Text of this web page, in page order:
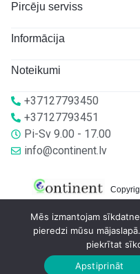
Pircēju serviss
Informācija
Noteikumi
+37127793450
+37127793451
Pi-Sv 9.00 - 17.00
info@continent.lv
Sākumlapa Veikalā
Mēs izmantojam
pieredzi mūsu
piekrītat
Apstiprināt